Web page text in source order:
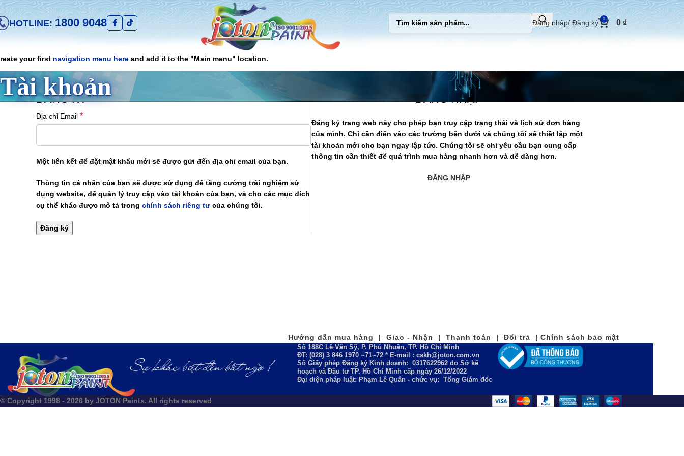
HOTLINE: 1800 9048 Đăng nhập/ Đăng ký 0 0 ₫
your first navigation menu here and add it to the "Main menu" location.
Tài khoản
ĐĂNG KÝ
Địa chỉ Email *
Một liên kết để đặt mật khẩu mới sẽ được gửi đến địa chỉ email của bạn.
Thông tin cá nhân của bạn sẽ được sử dụng để tăng cường trải nghiệm sử
dụng website, để quản lý truy cập vào tài khoản của bạn, và cho các mục đích
cụ thể khác được mô tả trong chính sách riêng tưcủa chúng tôi.
Đăng ký
ĐĂNG NHẬP
Đăng ký trang web này cho phép bạn truy cập trạng thái và lịch sử đơn hàng
của mình. Chỉ cần điền vào các trường bên dưới và chúng tôi sẽ thiết lập một
tài khoản mới cho bạn ngay lập tức. Chúng tôi sẽ chỉ yêu cầu bạn cung cấp
thông tin cần thiết để quá trình mua hàng nhanh hơn và dễ dàng hơn.
ĐĂNG NHẬP
Hướng dẫn mua hàng | Giao - Nhận | Thanh toán | Đổi trả | Chính sách bảo mật
Số 188C Lê Văn Sỹ, P. Phú Nhuận, TP. Hồ Chí Minh
ĐT: (028) 3 846 1970 ~71~72 * E-mail : cskh@joton.com.vn
Số Giấy phép Đăng ký Kinh doanh: 0317622962 do Sở kế
hoạch và Đầu tư TP. Hồ Chí Minh cấp ngày 26/12/2022
Đại diện pháp luật: Phạm Lê Quân - chức vụ: Tổng Giám đốc
© Copyright 1998 - 2026 by JOTON Paints. All rights reserved